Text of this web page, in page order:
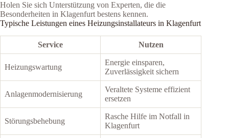
Holen Sie sich Unterstützung von Experten, die die
Besonderheiten in Klagenfurt bestens kennen.
Typische Leistungen eines Heizungsinstallateurs in Klagenfurt
Service Nutzen
Heizungswartung
Energie einsparen,
Zuverlässigkeit sichern
Anlagenmodernisierung
Veraltete Systeme effizient
ersetzen
Störungsbehebung
Rasche Hilfe im Notfall in
Klagenfurt